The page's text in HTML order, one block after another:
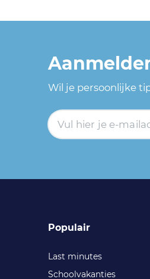
Wil je persoonlijke
Populair
Last minutes
Schoolvakanties